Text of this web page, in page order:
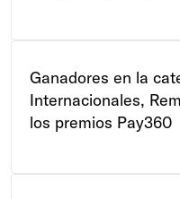
Ganadores en la
Internacionales,
los premios Pay360